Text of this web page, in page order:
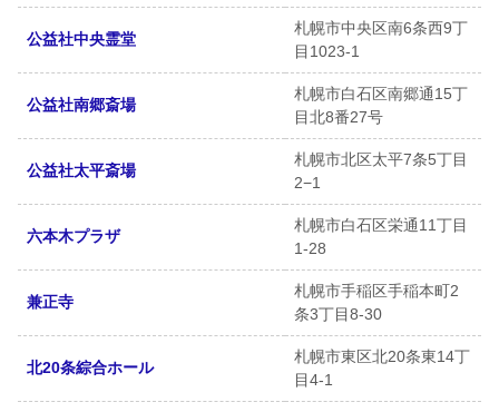
公益社中央霊堂
札幌市中央区南6条西9丁
目1023-1
公益社南郷斎場
札幌市白石区南郷通15丁
目北8番27号
公益社太平斎場
札幌市北区太平7条5丁目
2−1
六本木プラザ
札幌市白石区栄通11丁目
1-28
兼正寺
札幌市手稲区手稲本町2
条3丁目8-30
北20条綜合ホール
札幌市東区北20条東14丁
目4-1